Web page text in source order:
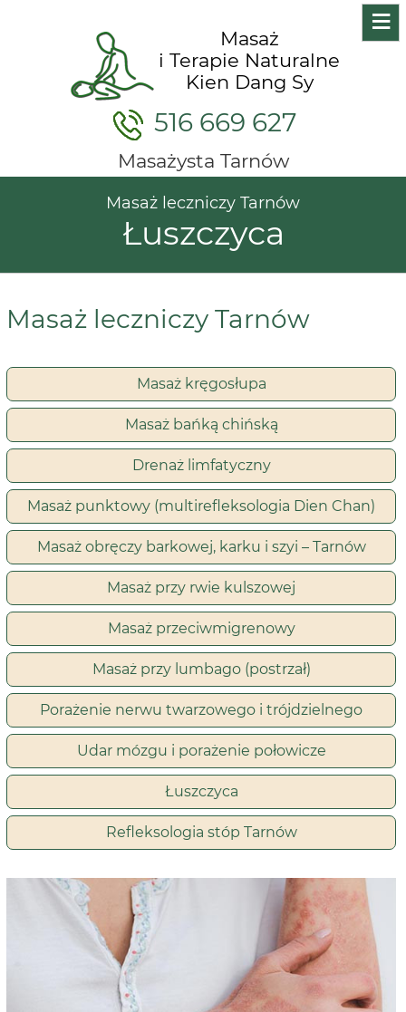
Masaż
i Terapie Naturalne
Kien Dang Sy
516 669 627
Masażysta Tarnów
Masaż leczniczy Tarnów
Łuszczyca
Masaż leczniczy Tarnów
Masaż kręgosłupa
Masaż bańką chińską
Drenaż limfatyczny
Masaż punktowy (multirefleksologia Dien Chan)
Masaż obręczy barkowej, karku i szyi – Tarnów
Masaż przy rwie kulszowej
Masaż przeciwmigrenowy
Masaż przy lumbago (postrzał)
Porażenie nerwu twarzowego i trójdzielnego
Udar mózgu i porażenie połowicze
Łuszczyca
Refleksologia stóp Tarnów
≡